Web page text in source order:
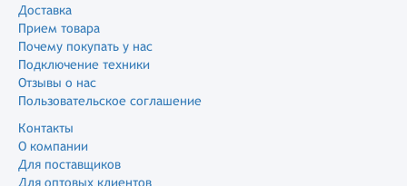
Доставка
Прием товара
Почему покупать у нас
Подключение техники
Отзывы о нас
Пользовательское соглашение
Контакты
О компании
Для поставщиков
Для оптовых клиентов